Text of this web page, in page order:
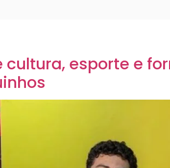
cultura, esporte e